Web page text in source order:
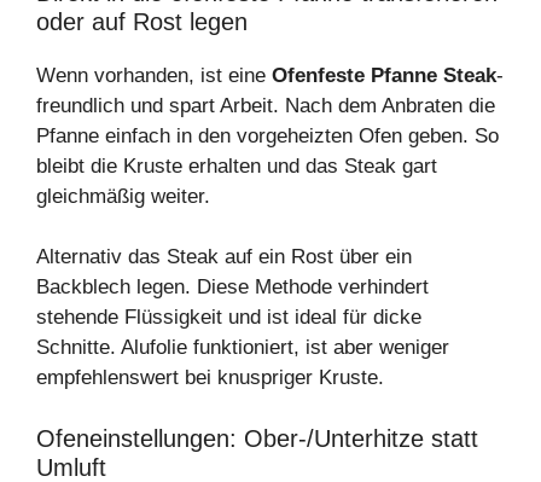
oder auf Rost legen
Wenn vorhanden, ist eine Ofenfeste Pfanne Steak-
freundlich und spart Arbeit. Nach dem Anbraten die
Pfanne einfach in den vorgeheizten Ofen geben. So
bleibt die Kruste erhalten und das Steak gart
gleichmäßig weiter.
Alternativ das Steak auf ein Rost über ein
Backblech legen. Diese Methode verhindert
stehende Flüssigkeit und ist ideal für dicke
Schnitte. Alufolie funktioniert, ist aber weniger
empfehlenswert bei knuspriger Kruste.
Ofeneinstellungen: Ober‑/Unterhitze statt
Umluft